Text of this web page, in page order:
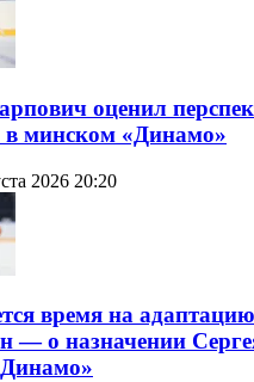
оценил
минском «Динамо»
2026 20:20
время на
— о назначении